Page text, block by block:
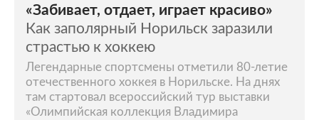
«Забивает, отдает, играет красиво»
Как заполярный Норильск заразили
страстью к хоккею
Легендарные спортсмены отметили 80-летие
отечественного хоккея в Норильске. На днях
там стартовал всероссийский тур выставки
«Олимпийская коллекция Владимира